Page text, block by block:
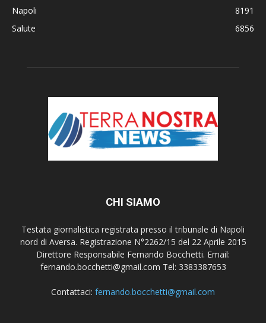
Napoli
8191
Salute
6856
CHI SIAMO
Testata giornalistica registrata presso il tribunale di Napoli
nord di Aversa. Registrazione N°2262/15 del 22 Aprile 2015
Direttore Responsabile Fernando Bocchetti. Email:
fernando.bocchetti@gmail.com Tel: 3383387653
Contattaci: fernando.bocchetti@gmail.com